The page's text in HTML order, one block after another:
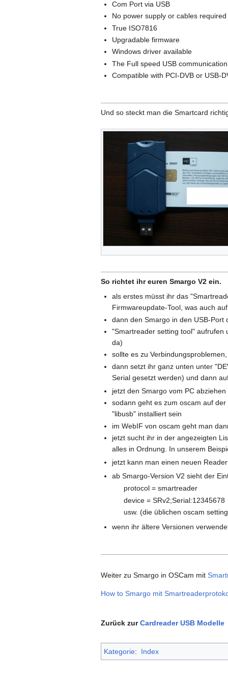
Com Port via USB
No power supply or cables required
True ISO7816
Upgradable firmware
Windows driver available
The Full speed USB
Compatible with PCI-DVB or USB-
Und so steckt man die Smartcard
So richtet ihr euren Smargo V2 ein.
als erstes müsst ihr das
Firmwareupdate-Tool, was auch
dann den Smargo in den USB-Port
"Smartreader setting tool" aufrufen
da)
sollte es zu
dann setzt ihr ganz unten unter
Serial gesetzt werden) und dann
jetzt den Smargo vom PC
sodann geht es zum oscam auf
"libusb" installiert sein
im WebIF von oscam geht man
jetzt sucht ihr in der angezeigten
alles in Ordnung. In unserem
jetzt kann man einen neuen
ab Smargo-Version V2 sieht der
protocol = smartreader
device = SRv2;Serial:12345678
usw. (die üblichen oscam
wenn ihr ältere Versionen
Weiter zu Smargo in OSCam mit
How to Smargo mit
Zurück zurCardreader USB Modelle
Kategorie: Index